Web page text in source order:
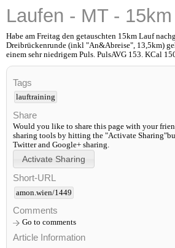
Laufen - MT -
Habe am Freitag den getauschten 15km Lauf
Dreibrückenrunde (inkl "An&Abreise", 13,5km)
einem sehr niedrigem Puls. PulsAVG 153. KCal
Tags
lauftraining
Share
Would you like to share this page with your
sharing tools by hitting the "Activate
Twitter and Google+ sharing.
Short-URL
amon.wien/1449
Comments
Go to comments
Article Information